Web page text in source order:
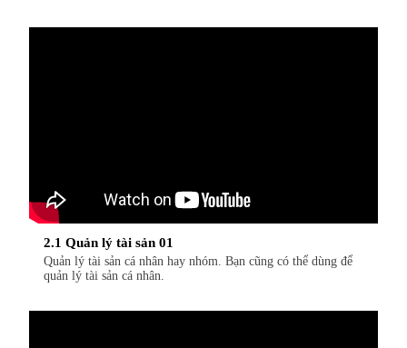
2.1 Quản lý tài sản 01
Quản lý tài sản cá nhân hay nhóm. Bạn cũng có thể dùng để
quản lý tài sản cá nhân.